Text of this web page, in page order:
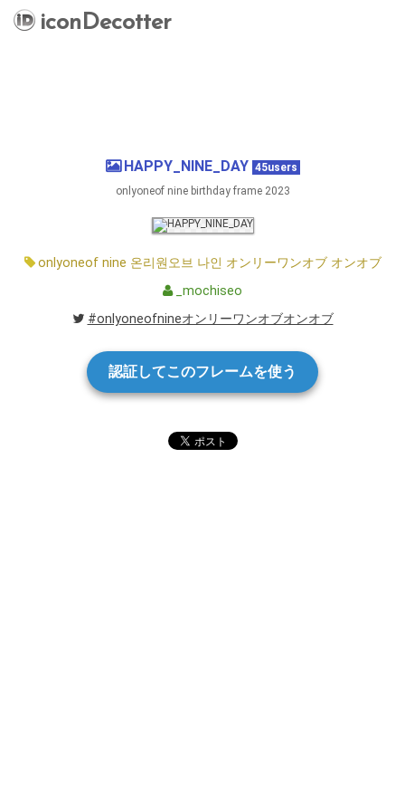
iconDecotter
HAPPY_NINE_DAY 45users
onlyoneof nine birthday frame 2023
onlyoneof nine 온리원오브 나인 オンリーワンオブ オンオブ
_mochiseo
#onlyoneofnineオンリーワンオブオンオブ
認証してこのフレームを使う